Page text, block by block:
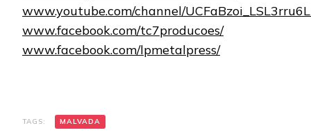
www.youtube.com/channel/
www.facebook.com/tc7producoes/
www.facebook.com/lpmetalpress/
TAGS: MALVADA